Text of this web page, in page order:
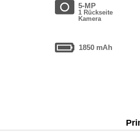
5-MP
1 Rückseite
Kamera
1850 mAh